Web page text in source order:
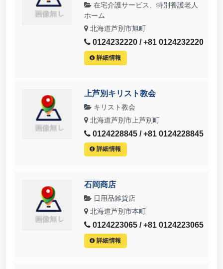
在宅介護サービス、特別養護老人
ホーム
北海道芦別市旭町
0124232220 / +81 0124232220
詳細情報
上芦別キリスト教会
キリスト教会
北海道芦別市上芦別町
0124228845 / +81 0124228845
詳細情報
石岡商店
日用品雑貨店
北海道芦別市本町
0124223065 / +81 0124223065
詳細情報